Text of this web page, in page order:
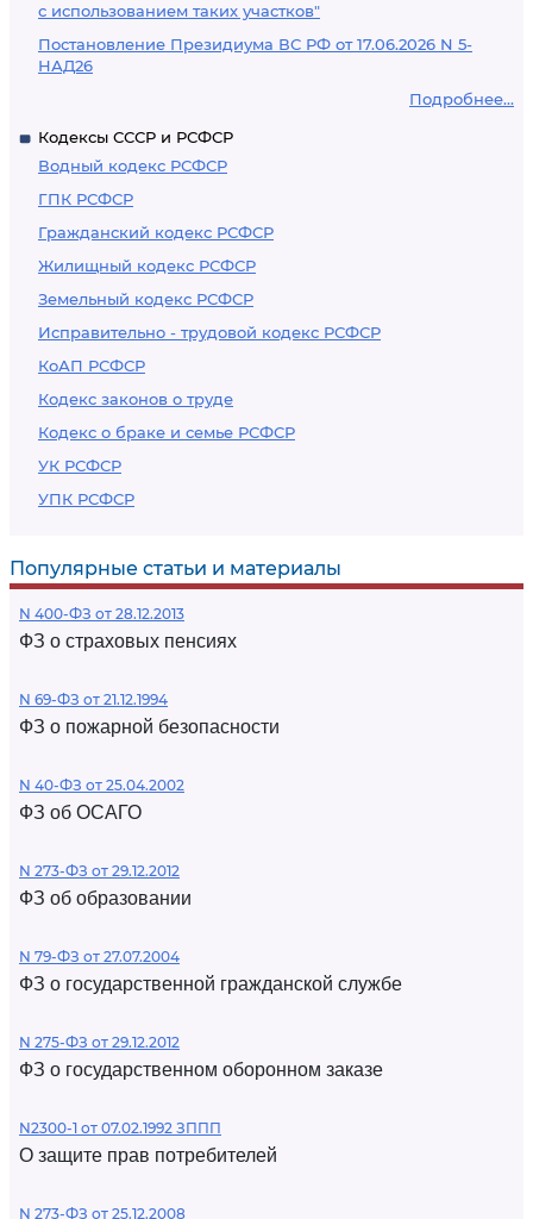
с использованием таких участков"
Постановление Президиума ВС РФ от 17.06.2026 N 5-
НАД26
Подробнее...
Кодексы СССР и РСФСР
Водный кодекс РСФСР
ГПК РСФСР
Гражданский кодекс РСФСР
Жилищный кодекс РСФСР
Земельный кодекс РСФСР
Исправительно - трудовой кодекс РСФСР
КоАП РСФСР
Кодекс законов о труде
Кодекс о браке и семье РСФСР
УК РСФСР
УПК РСФСР
Популярные статьи и материалы
N 400-ФЗ от 28.12.2013
ФЗ о страховых пенсиях
N 69-ФЗ от 21.12.1994
ФЗ о пожарной безопасности
N 40-ФЗ от 25.04.2002
ФЗ об ОСАГО
N 273-ФЗ от 29.12.2012
ФЗ об образовании
N 79-ФЗ от 27.07.2004
ФЗ о государственной гражданской службе
N 275-ФЗ от 29.12.2012
ФЗ о государственном оборонном заказе
N2300-1 от 07.02.1992 ЗППП
О защите прав потребителей
N 273-ФЗ от 25.12.2008